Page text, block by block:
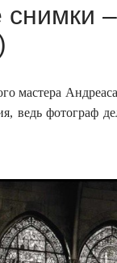
мастера
ведь фотограф